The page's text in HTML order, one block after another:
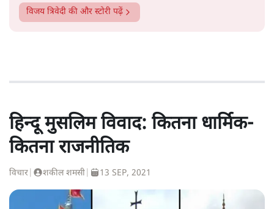
विजय त्रिवेदी की और स्टोरी पढ़ें
हिन्दू मुसलिम विवाद: कितना धार्मिक-
कितना राजनीतिक
विचार शकील शमसी 13 SEP, 2021